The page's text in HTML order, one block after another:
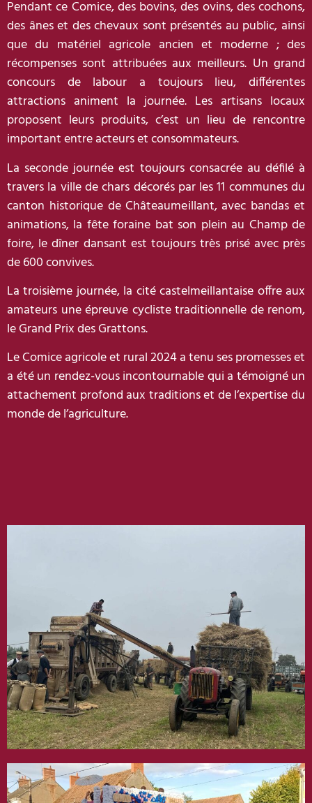
Pendant ce Comice, des bovins, des ovins, des cochons,
des ânes et des chevaux sont présentés au public, ainsi
que du matériel agricole ancien et moderne ; des
récompenses sont attribuées aux meilleurs. Un grand
concours de labour a toujours lieu, différentes
attractions animent la journée. Les artisans locaux
proposent leurs produits, c’est un lieu de rencontre
important entre acteurs et consommateurs.
La seconde journée est toujours consacrée au défilé à
travers la ville de chars décorés par les 11 communes du
canton historique de Châteaumeillant, avec bandas et
animations, la fête foraine bat son plein au Champ de
foire, le dîner dansant est toujours très prisé avec près
de 600 convives.
La troisième journée, la cité castelmeillantaise offre aux
amateurs une épreuve cycliste traditionnelle de renom,
le Grand Prix des Grattons.
Le Comice agricole et rural 2024 a tenu ses promesses et
a été un rendez-vous incontournable qui a témoigné un
attachement profond aux traditions et de l’expertise du
monde de l’agriculture.